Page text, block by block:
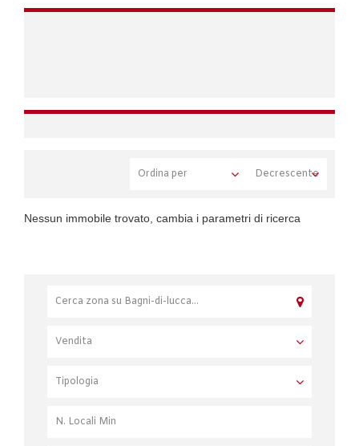
Nessun immobile trovato, cambia i parametri di ricerca